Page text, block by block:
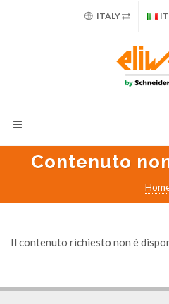
ITALY IT
Contenuto
Il contenuto richiesto non è